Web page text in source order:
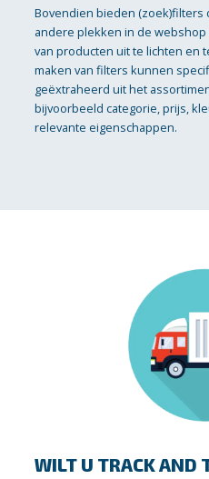
Bovendien bieden (zoek)filters
andere plekken in de
van producten uit te lichten en
maken van filters kunnen
geëxtraheerd uit het
bijvoorbeeld categorie, prijs,
relevante eigenschappen.
WILT U TRACK AND